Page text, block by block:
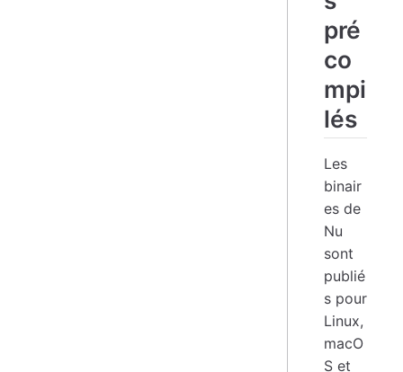
pré
co
mpi
lés
Les
binair
es de
Nu
sont
publié
s pour
Linux,
macO
S et